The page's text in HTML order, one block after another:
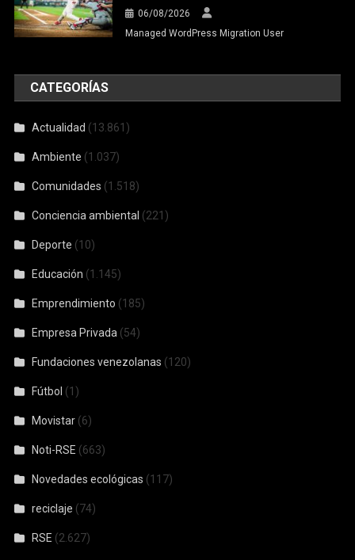
06/08/2026
Managed WordPress Migration User
CATEGORÍAS
Actualidad (13.861)
Ambiente (1.037)
Comunidades (1.518)
Conciencia ambiental (221)
Deporte (10)
Educación (1.145)
Emprendimiento (185)
Empresa Privada (54)
Fundaciones venezolanas (120)
Fútbol (1)
Movistar (6)
Noti-RSE (663)
Novedades ecológicas (117)
reciclaje (74)
RSE (2.627)